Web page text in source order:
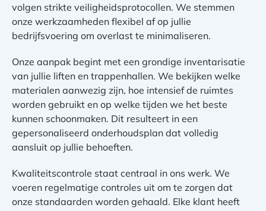
volgen strikte veiligheidsprotocollen. We stemmen
onze werkzaamheden flexibel af op jullie
bedrijfsvoering om overlast te minimaliseren.
Onze aanpak begint met een grondige inventarisatie
van jullie liften en trappenhallen. We bekijken welke
materialen aanwezig zijn, hoe intensief de ruimtes
worden gebruikt en op welke tijden we het beste
kunnen schoonmaken. Dit resulteert in een
gepersonaliseerd onderhoudsplan dat volledig
aansluit op jullie behoeften.
Kwaliteitscontrole staat centraal in ons werk. We
voeren regelmatige controles uit om te zorgen dat
onze standaarden worden gehaald. Elke klant heeft